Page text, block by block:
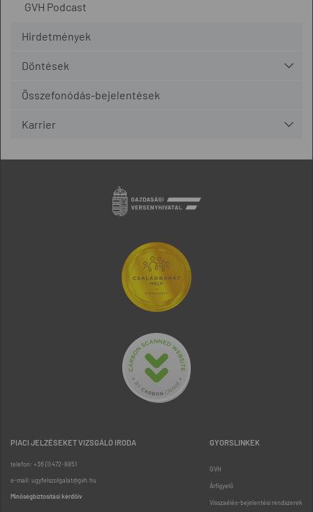
GVH Podcast
Hirdetmények
Döntések
Összefonódás-bejelentések
Karrier
PIACI JELZÉSEKET VIZSGÁLÓ IRODA
telefon: +36 (1) 472-8851
e-mail: ugyfelszolgalat@gvh.hu
Minőségbiztosítási kérdőív
GYORSLINKEK
GVH
Árfigyelő
Visszaélés-bejelentési rendszerek